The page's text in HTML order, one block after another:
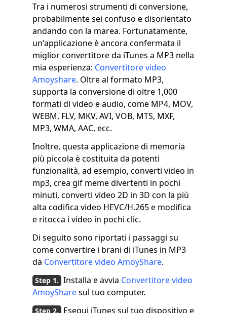
Tra i numerosi strumenti di conversione,
probabilmente sei confuso e disorientato
andando con la marea. Fortunatamente,
un'applicazione è ancora confermata il
miglior convertitore da iTunes a MP3 nella
mia esperienza: Convertitore video
Amoyshare. Oltre al formato MP3,
supporta la conversione di oltre 1,000
formati di video e audio, come MP4, MOV,
WEBM, FLV, MKV, AVI, VOB, MTS, MXF,
MP3, WMA, AAC, ecc.
Inoltre, questa applicazione di memoria
più piccola è costituita da potenti
funzionalità, ad esempio, converti video in
mp3, crea gif meme divertenti in pochi
minuti, converti video 2D in 3D con la più
alta codifica video HEVC/H.265 e modifica
e ritocca i video in pochi clic.
Di seguito sono riportati i passaggi su
come convertire i brani di iTunes in MP3
da Convertitore video AmoyShare.
Installa e avvia Convertitore video
AmoySharesul tuo computer.
Esegui iTunes sul tuo dispositivo e